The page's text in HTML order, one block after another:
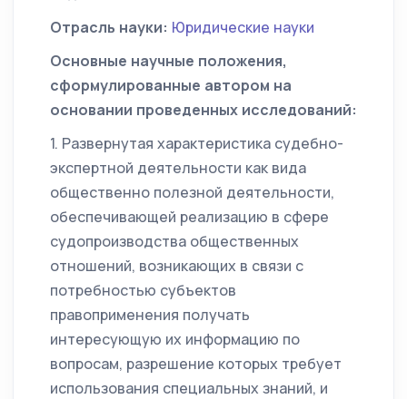
Отрасль науки: Юридические науки
Основные научные положения,
сформулированные автором на
основании проведенных исследований:
1. Развернутая характеристика судебно-
экспертной деятельности как вида
общественно полезной деятельности,
обеспечивающей реализацию в сфере
судопроизводства общественных
отношений, возникающих в связи с
потребностью субъектов
правоприменения получать
интересующую их информацию по
вопросам, разрешение которых требует
использования специальных знаний, и